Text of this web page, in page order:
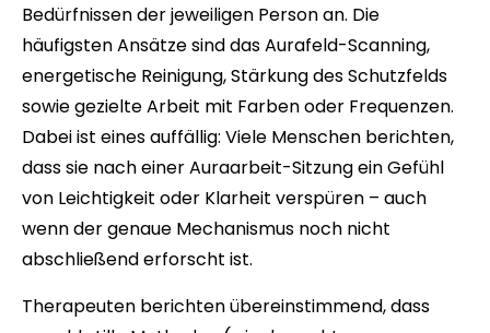
Bedürfnissen der jeweiligen Person an. Die
häufigsten Ansätze sind das Aurafeld-Scanning,
energetische Reinigung, Stärkung des Schutzfelds
sowie gezielte Arbeit mit Farben oder Frequenzen.
Dabei ist eines auffällig: Viele Menschen berichten,
dass sie nach einer Auraarbeit-Sitzung ein Gefühl
von Leichtigkeit oder Klarheit verspüren – auch
wenn der genaue Mechanismus noch nicht
abschließend erforscht ist.
Therapeuten berichten übereinstimmend, dass